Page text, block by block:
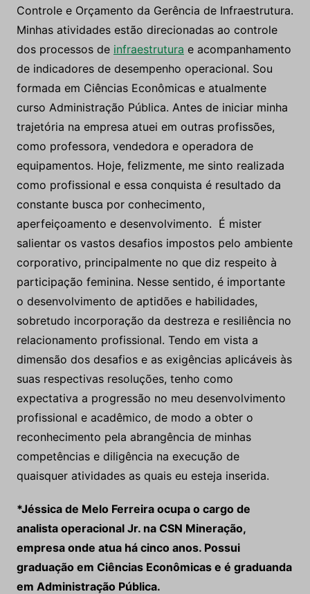
Controle e Orçamento da Gerência de Infraestrutura.
Minhas atividades estão direcionadas ao controle
dos processos de infraestrutura e acompanhamento
de indicadores de desempenho operacional. Sou
formada em Ciências Econômicas e atualmente
curso Administração Pública. Antes de iniciar minha
trajetória na empresa atuei em outras profissões,
como professora, vendedora e operadora de
equipamentos. Hoje, felizmente, me sinto realizada
como profissional e essa conquista é resultado da
constante busca por conhecimento,
aperfeiçoamento e desenvolvimento. É mister
salientar os vastos desafios impostos pelo ambiente
corporativo, principalmente no que diz respeito à
participação feminina. Nesse sentido, é importante
o desenvolvimento de aptidões e habilidades,
sobretudo incorporação da destreza e resiliência no
relacionamento profissional. Tendo em vista a
dimensão dos desafios e as exigências aplicáveis às
suas respectivas resoluções, tenho como
expectativa a progressão no meu desenvolvimento
profissional e acadêmico, de modo a obter o
reconhecimento pela abrangência de minhas
competências e diligência na execução de
quaisquer atividades as quais eu esteja inserida.
*Jéssica de Melo Ferreira ocupa o cargo de
analista operacional Jr. na CSN Mineração,
empresa onde atua há cinco anos. Possui
graduação em Ciências Econômicas e é graduanda
em Administração Pública.